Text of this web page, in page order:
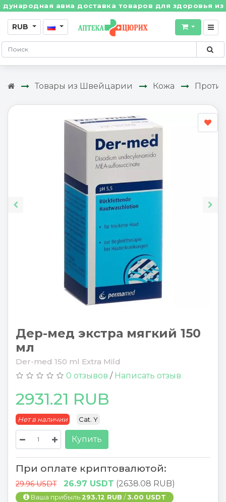
авиа доставка товаров для здоровья из
RUB
Товары из Швейцарии Кожа
Дер-мед экстра мягкий 150
мл
Der-med 150 ml Extra Mild
0 отзывов / Написать отзыв
2931.21 RUB
Нет в наличии Cat. Y
Купить
При оплате криптовалютой:
29.96 USDT 26.97 USDT (2638.08 RUB)
Ваша прибыль 293.12 RUB /3.00 USDT